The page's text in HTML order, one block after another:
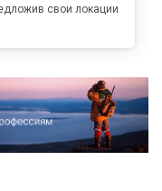
свои локации